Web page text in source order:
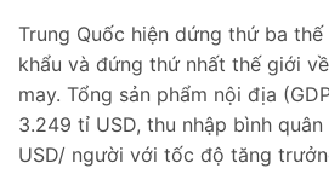
Trung Quốc hiện dứng thứ ba
khẩu và đứng thứ nhất thế giới
may. Tổng sản phẩm nội địa
3.249 tỉ USD, thu nhập bình
USD/ người với tốc độ tăng